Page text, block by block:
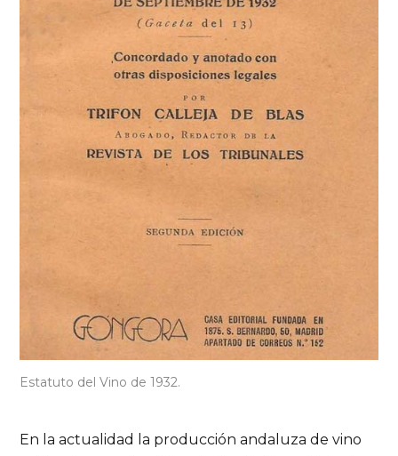
Estatuto del Vino de 1932.
En la actualidad la producción andaluza de vino